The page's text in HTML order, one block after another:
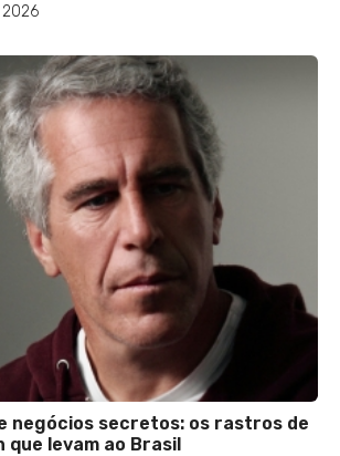
2026
negócios secretos: os rastros de
levam ao Brasil